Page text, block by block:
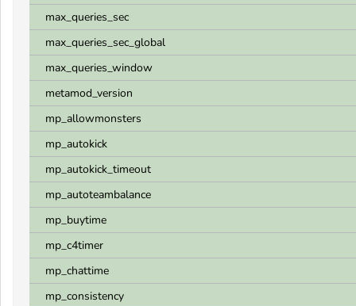
max_queries_sec
max_queries_sec_global
max_queries_window
metamod_version
mp_allowmonsters
mp_autokick
mp_autokick_timeout
mp_autoteambalance
mp_buytime
mp_c4timer
mp_chattime
mp_consistency